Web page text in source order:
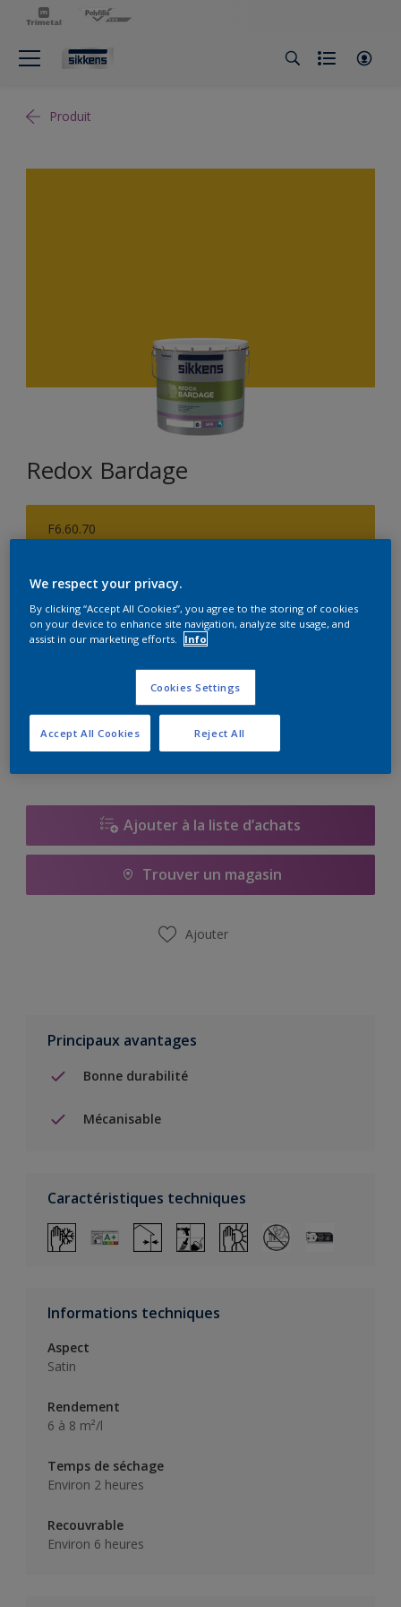
Produit
Redox Bardage
F6.60.70
1 L 5 L 15 L
Ajouter à la liste d’achats
Trouver un magasin
Ajouter
Principaux avantages
Bonne durabilité
Mécanisable
Caractéristiques techniques
Informations techniques
Aspect
Satin
Rendement
6 à 8 m²/l
Temps de séchage
Environ 2 heures
Recouvrable
Environ 6 heures
We respect your privacy.
By clicking “Accept All Cookies”, you agree to the storing of cookies
on your device to enhance site navigation, analyze site usage, and
assist in our marketing efforts.
Info
Cookies Settings
Reject All
Accept All Cookies